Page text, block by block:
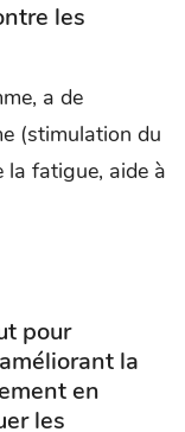
les
a de
(stimulation du
la fatigue, aide à
pour
la
en
les